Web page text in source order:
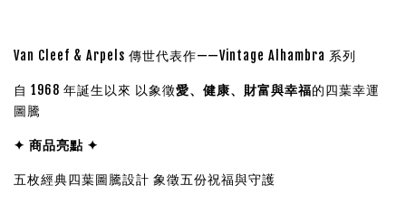
Van Cleef & Arpels 傳世代表作——Vintage Alhambra 系列
自 1968 年誕生以來 以象徵愛、健康、財富與幸福的四葉幸運
圖騰
✦ 商品亮點 ✦
五枚經典四葉圖騰設計 象徵五份祝福與守護